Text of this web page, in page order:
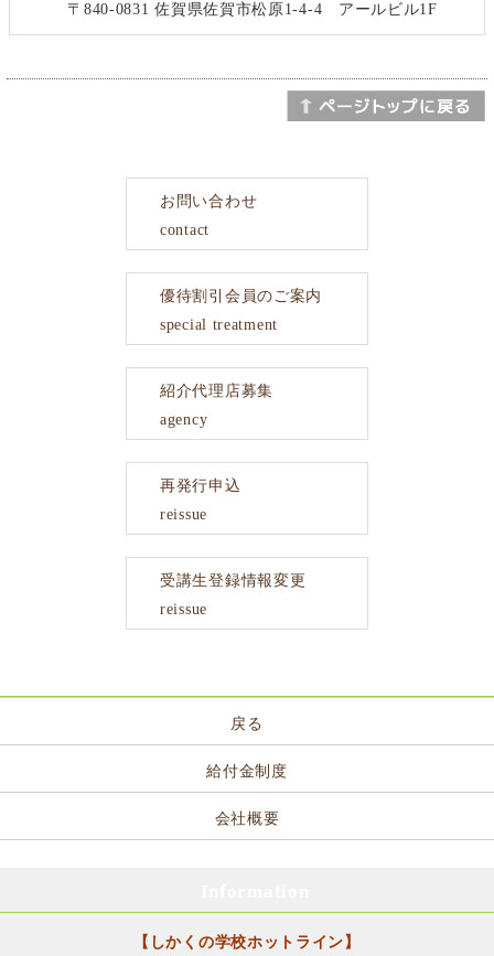
〒840-0831 佐賀県佐賀市松原1-4-4 アールビル1F
お問い合わせ
contact
優待割引会員のご案内
special treatment
紹介代理店募集
agency
再発行申込
reissue
受講生登録情報変更
reissue
戻る
給付金制度
会社概要
【しかくの学校ホットライン】